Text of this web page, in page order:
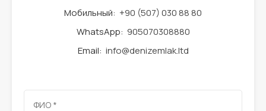
Мобильный: +90 (507) 030 88 80
WhatsApp: 905070308880
Email: info@denizemlak.ltd